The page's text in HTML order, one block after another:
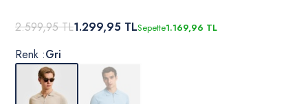
2.599,95 TL1.299,95 TLSepette1.169,96 TL
Renk :Gri